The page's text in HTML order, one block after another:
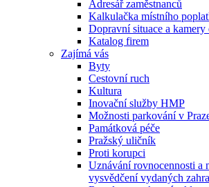
Adresář zaměstnanců
Kalkulačka místního
Dopravní situace a kamery
Katalog firem
Zajímá vás
Byty
Cestovní ruch
Kultura
Inovační služby HMP
Možnosti parkování v
Památková péče
Pražský uličník
Proti korupci
Uznávání rovnocennosti a
vysvědčení vydaných